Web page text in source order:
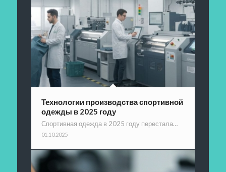
Технологии производства спортивной
одежды в 2025 году
Спортивная одежда в 2025 году перестала…
01.10.2025